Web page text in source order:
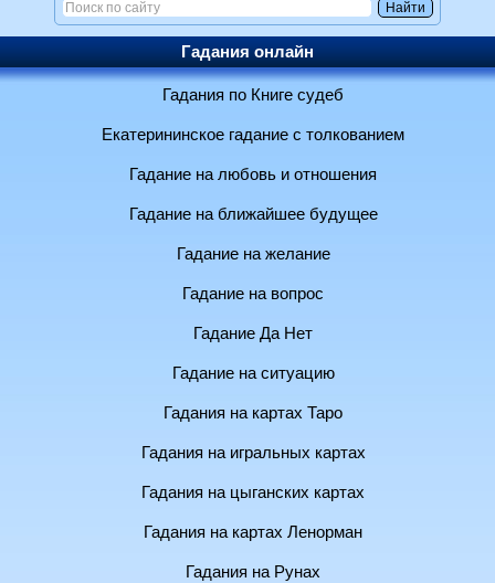
Гадания онлайн
Гадания по Книге судеб
Екатерининское гадание с толкованием
Гадание на любовь и отношения
Гадание на ближайшее будущее
Гадание на желание
Гадание на вопрос
Гадание Да Нет
Гадание на ситуацию
Гадания на картах Таро
Гадания на игральных картах
Гадания на цыганских картах
Гадания на картах Ленорман
Гадания на Рунах